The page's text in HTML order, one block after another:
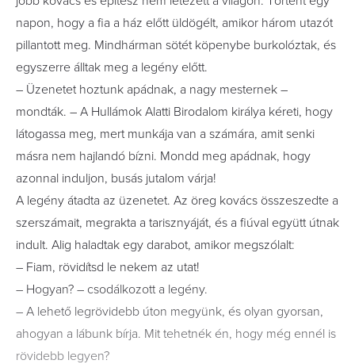
napon, hogy a fia a ház előtt üldögélt, amikor három utazót
pillantott meg. Mindhárman sötét köpenybe burkolóztak, és
egyszerre álltak meg a legény előtt.
– Üzenetet hoztunk apádnak, a nagy mesternek –
mondták. – A Hullámok Alatti Birodalom királya kéreti, hogy
látogassa meg, mert munkája van a számára, amit senki
másra nem hajlandó bízni. Mondd meg apádnak, hogy
azonnal induljon, busás jutalom várja!
A legény átadta az üzenetet. Az öreg kovács összeszedte a
szerszámait, megrakta a tarisznyáját, és a fiúval együtt útnak
indult. Alig haladtak egy darabot, amikor megszólalt:
– Fiam, rövidítsd le nekem az utat!
– Hogyan? – csodálkozott a legény.
– A lehető legrövidebb úton megyünk, és olyan gyorsan,
ahogyan a lábunk bírja. Mit tehetnék én, hogy még ennél is
rövidebb legyen?